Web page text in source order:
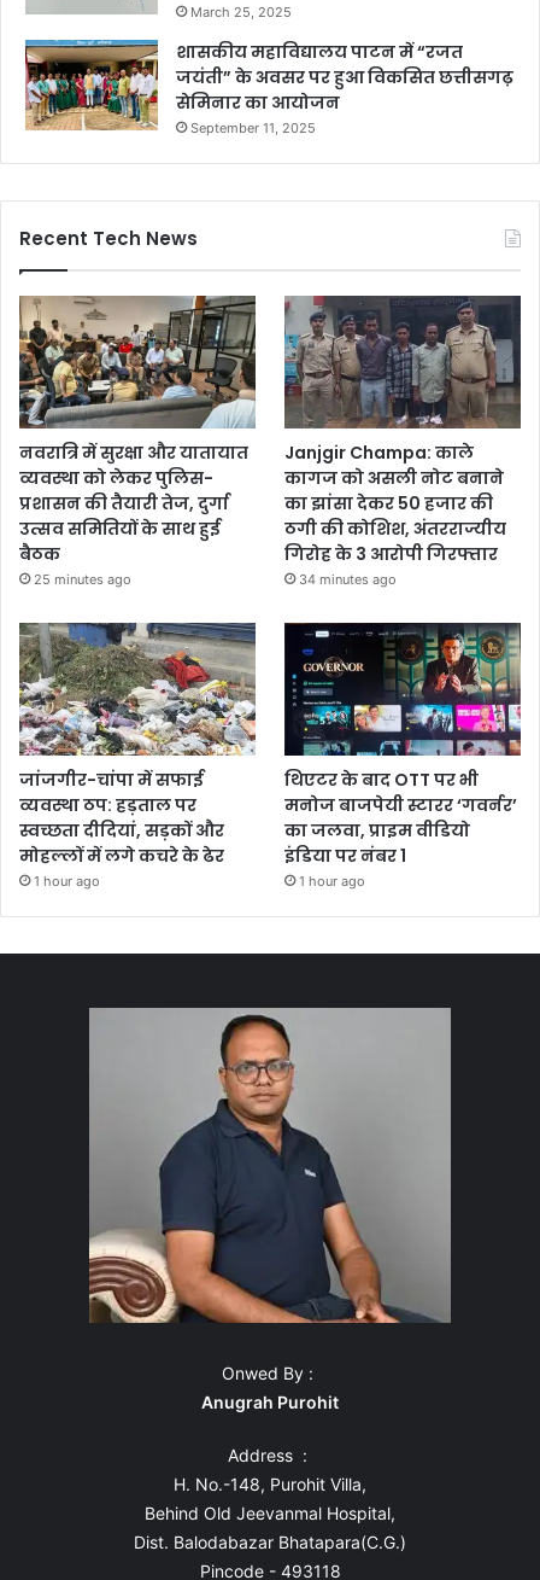
March 25, 2025
शासकीय महाविद्यालय पाटन में “रजत
जयंती” के अवसर पर हुआ विकसित छत्तीसगढ़
सेमिनार का आयोजन
September 11, 2025
Recent Tech News
नवरात्रि में सुरक्षा और यातायात
व्यवस्था को लेकर पुलिस-
प्रशासन की तैयारी तेज, दुर्गा
उत्सव समितियों के साथ हुई
बैठक
25 minutes ago
Janjgir Champa: काले
कागज को असली नोट बनाने
का झांसा देकर 50 हजार की
ठगी की कोशिश, अंतरराज्यीय
गिरोह के 3 आरोपी गिरफ्तार
34 minutes ago
जांजगीर-चांपा में सफाई
व्यवस्था ठप: हड़ताल पर
स्वच्छता दीदियां, सड़कों और
मोहल्लों में लगे कचरे के ढेर
1 hour ago
थिएटर के बाद OTT पर भी
मनोज बाजपेयी स्टारर ‘गवर्नर’
का जलवा, प्राइम वीडियो
इंडिया पर नंबर 1
1 hour ago
Onwed By :
Anugrah Purohit
Address :
H. No.-148, Purohit Villa,
Behind Old Jeevanmal Hospital,
Dist. Balodabazar Bhatapara(C.G.)
Pincode - 493118